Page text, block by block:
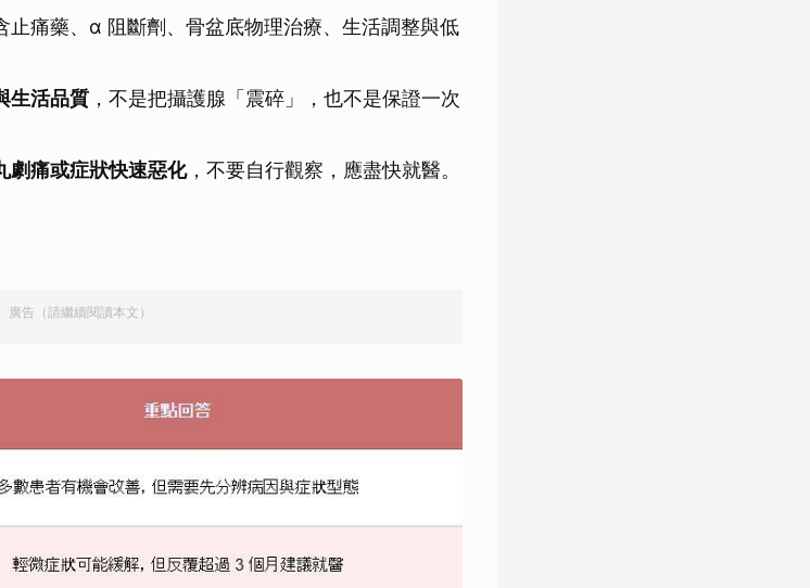
止痛藥、α 阻斷劑、骨盆底物理治療、生活調整與低
生活品質 ，不是把攝護腺「震碎」，也不是保證一次
劇痛或症狀快速惡化，不要自行觀察，應盡快就醫。
廣告（請繼續閱讀本文）